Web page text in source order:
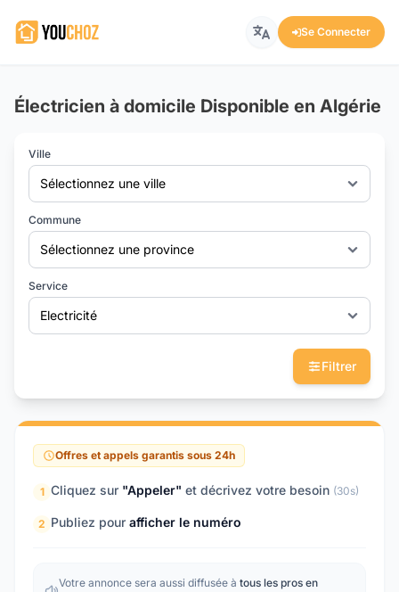
Se Connecter
Électricien à domicile Disponible en Algérie
Ville
Sélectionnez une ville
Commune
Sélectionnez une province
Service
Electricité
Filtrer
Offres et appels garantis sous 24h
1 Cliquez sur "Appeler" et décrivez votre besoin (30s)
2 Publiez pour afficher le numéro
Votre annonce sera aussi diffusée à tous les pros en